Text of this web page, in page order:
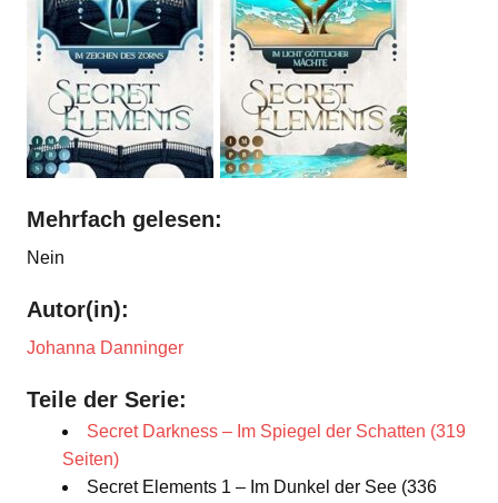
Mehrfach gelesen:
Nein
Autor(in):
Johanna Danninger
Teile der Serie:
Secret Darkness – Im Spiegel der Schatten (319
Seiten)
Secret Elements 1 – Im Dunkel der See (336